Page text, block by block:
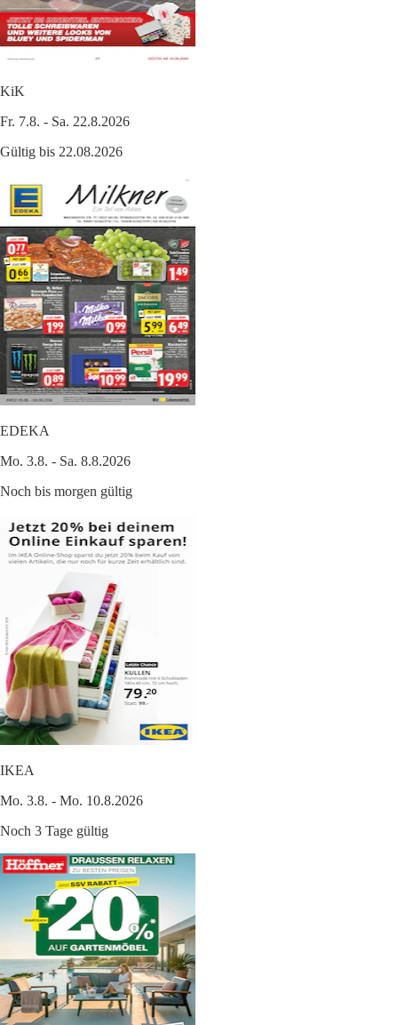
KiK
Fr. 7.8. - Sa. 22.8.2026
Gültig bis 22.08.2026
EDEKA
Mo. 3.8. - Sa. 8.8.2026
Noch bis morgen gültig
IKEA
Mo. 3.8. - Mo. 10.8.2026
Noch 3 Tage gültig